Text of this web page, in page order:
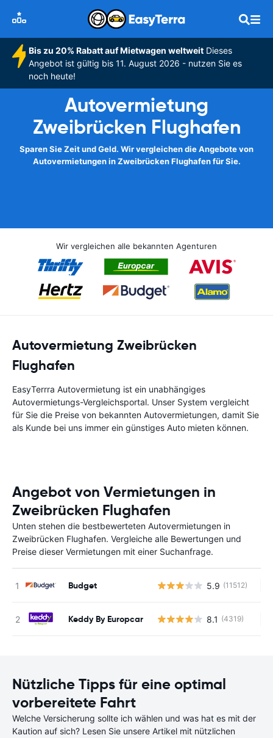
Bis zu 20% Rabatt auf Mietwagen weltweitDieses
Angebot ist gültig bis 11. August 2026 - nutzen Sie es
noch heute!
Autovermietung
Zweibrücken Flughafen
Sparen Sie Zeit und Geld. Wir vergleichen die Angebote von
Autovermietungen in Zweibrücken Flughafen für Sie.
Wir vergleichen alle bekannten Agenturen
Autovermietung Zweibrücken
Flughafen
EasyTerrra Autovermietung ist ein unabhängiges
Autovermietungs-Vergleichsportal. Unser System vergleicht
für Sie die Preise von bekannten Autovermietungen, damit Sie
als Kunde bei uns immer ein günstiges Auto mieten können.
Angebot von Vermietungen in
Zweibrücken Flughafen
Unten stehen die bestbewerteten Autovermietungen in
Zweibrücken Flughafen. Vergleiche alle Bewertungen und
Preise dieser Vermietungen mit einer Suchanfrage.
Budget 5.9 (11512)
Keddy By Europcar 8.1 (4319)
Nützliche Tipps für eine optimal
vorbereitete Fahrt
Welche Versicherung sollte ich wählen und was hat es mit der
Kaution auf sich? Lesen Sie unsere Artikel mit nützlichen